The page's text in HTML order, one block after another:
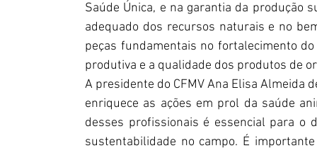
Saúde Única, e na garantia da produção
adequado dos recursos naturais e no
peças fundamentais no fortalecimento
produtiva e a qualidade dos produtos de
A presidente do CFMV Ana Elisa Almeida
enriquece as ações em prol da saúde
desses profissionais é essencial para o
sustentabilidade no campo. É